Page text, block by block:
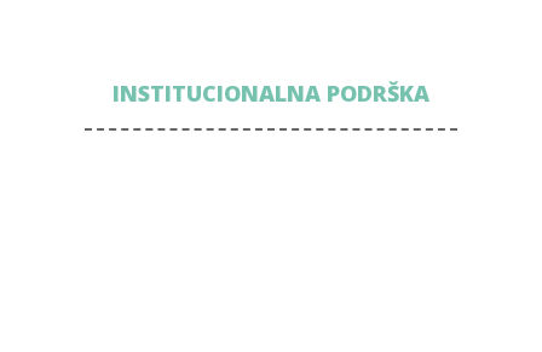
INSTITUCIONALNA PODRŠKA